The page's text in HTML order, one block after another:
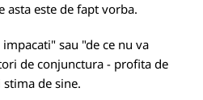
asta este de fapt vorba.
sau "de ce nu va
de conjunctura - profita de
stima de sine.